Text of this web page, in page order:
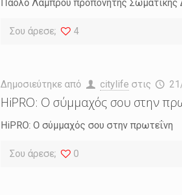
Πάολο Λάμπρου προπονητής Σωματικής
Σου άρεσε; 4
Δημοσιεύτηκε από citylife στις
HiPRO: Ο σύμμαχός σου στην
HiPRO: Ο σύμμαχός σου στην πρωτεΐνη
Σου άρεσε; 0